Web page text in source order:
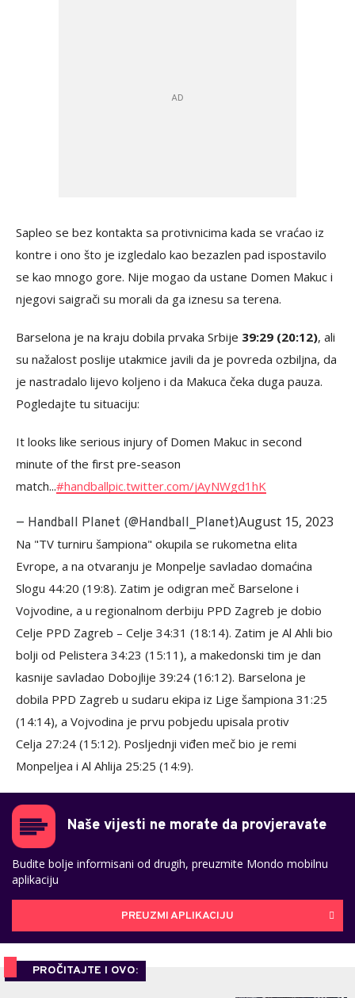
Sapleo se bez kontakta sa protivnicima kada se vraćao iz
kontre i ono što je izgledalo kao bezazlen pad ispostavilo
se kao mnogo gore. Nije mogao da ustane Domen Makuc i
njegovi saigrači su morali da ga iznesu sa terena.
Barselona je na kraju dobila prvaka Srbije 39:29 (20:12), ali
su nažalost poslije utakmice javili da je povreda ozbiljna, da
je nastradalo lijevo koljeno i da Makuca čeka duga pauza.
Pogledajte tu situaciju:
It looks like serious injury of Domen Makuc in second
minute of the first pre-season
match...#handballpic.twitter.com/jAyNWgd1hK
— Handball Planet (@Handball_Planet)August 15, 2023
Na "TV turniru šampiona" okupila se rukometna elita
Evrope, a na otvaranju je Monpelje savladao domaćina
Slogu 44:20 (19:8). Zatim je odigran meč Barselone i
Vojvodine, a u regionalnom derbiju PPD Zagreb je dobio
Celje PPD Zagreb – Celje 34:31 (18:14). Zatim je Al Ahli bio
bolji od Pelistera 34:23 (15:11), a makedonski tim je dan
kasnije savladao Dobojlije 39:24 (16:12). Barselona je
dobila PPD Zagreb u sudaru ekipa iz Lige šampiona 31:25
(14:14), a Vojvodina je prvu pobjedu upisala protiv
Celja 27:24 (15:12). Posljednji viđen meč bio je remi
Monpeljea i Al Ahlija 25:25 (14:9).
Naše vijesti ne morate da provjeravate
Budite bolje informisani od drugih, preuzmite Mondo mobilnu
aplikaciju
PREUZMI APLIKACIJU
PROČITAJTE I OVO: